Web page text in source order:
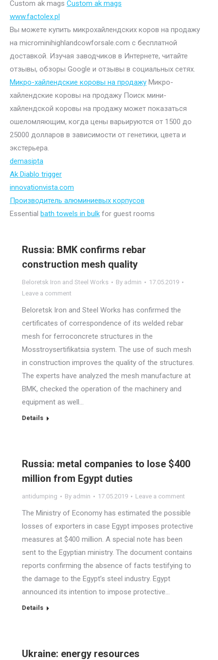
Custom ak mags Custom ak mags
www.factolex.pl
Вы можете купить микрохайлендских коров на продажу
на microminihighlandcowforsale.com с бесплатной
доставкой. Изучая заводчиков в Интернете, читайте
отзывы, обзоры Google и отзывы в социальных сетях.
Микро-хайлендские коровы на продажу Микро-
хайлендские коровы на продажу Поиск мини-
хайлендской коровы на продажу может показаться
ошеломляющим, когда цены варьируются от 1500 до
25000 долларов в зависимости от генетики, цвета и
экстерьера.
demasipta
Ak Diablo trigger
innovationvista.com
Производитель алюминиевых корпусов
Essential bath towels in bulk for guest rooms
Russia: BMK confirms rebar
construction mesh quality
Beloretsk Iron and Steel Works By admin
17.05.2019
Leave a comment
Beloretsk Iron and Steel Works has confirmed the
certificates of correspondence of its welded rebar
mesh for ferroconcrete structures in the
Mosstroysertifikatsia system. The use of such mesh
in construction improves the quality of the structures.
The experts have analyzed the mesh manufacture at
BMK, checked the operation of the machinery and
equipment as well…
Details
Russia: metal companies to lose $400
million from Egypt duties
antidumping By admin 17.05.2019 Leave a comment
The Ministry of Economy has estimated the possible
losses of exporters in case Egypt imposes protective
measures at $400 million. A special note has been
sent to the Egyptian ministry. The document contains
reports confirming the absence of facts testifying to
the damage to the Egypt’s steel industry. Egypt
announced its intention to impose protective…
Details
Ukraine: energy resources